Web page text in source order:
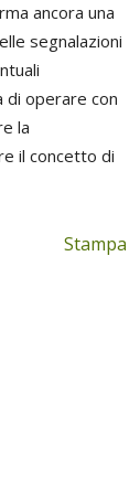
ancora una
segnalazioni
di operare con
la
il concetto di
Stampa